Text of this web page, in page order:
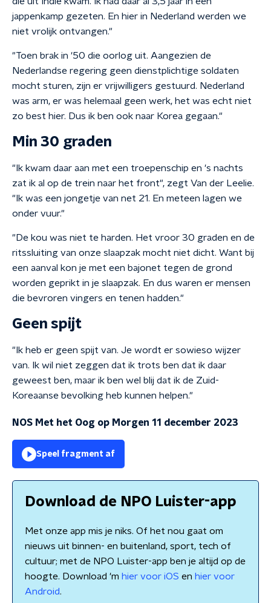
jappenkamp gezeten. En hier in Nederland werden we
niet vrolijk ontvangen."
"Toen brak in '50 die oorlog uit. Aangezien de
Nederlandse regering geen dienstplichtige soldaten
mocht sturen, zijn er vrijwilligers gestuurd. Nederland
was arm, er was helemaal geen werk, het was echt niet
zo best hier. Dus ik ben ook naar Korea gegaan."
Min 30 graden
"Ik kwam daar aan met een troepenschip en 's nachts
zat ik al op de trein naar het front", zegt Van der Leelie.
"Ik was een jongetje van net 21. En meteen lagen we
onder vuur."
"De kou was niet te harden. Het vroor 30 graden en de
ritssluiting van onze slaapzak mocht niet dicht. Want bij
een aanval kon je met een bajonet tegen de grond
worden geprikt in je slaapzak. En dus waren er mensen
die bevroren vingers en tenen hadden."
Geen spijt
"Ik heb er geen spijt van. Je wordt er sowieso wijzer
van. Ik wil niet zeggen dat ik trots ben dat ik daar
geweest ben, maar ik ben wel blij dat ik de Zuid-
Koreaanse bevolking heb kunnen helpen."
NOS Met het Oog op Morgen 11 december 2023
Speel fragment af
Download de NPO Luister-app
Met onze app mis je niks. Of het nou gaat om
nieuws uit binnen- en buitenland, sport, tech of
cultuur; met de NPO Luister-app ben je altijd op de
hoogte. Download 'm hier voor iOS en hier voor
Android.